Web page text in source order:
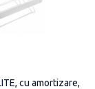
cu amortizare,